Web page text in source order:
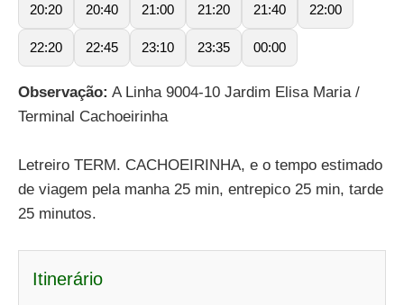
20:20 20:40 21:00 21:20 21:40 22:00
22:20 22:45 23:10 23:35 00:00
Observação: A Linha 9004-10 Jardim Elisa Maria /
Terminal Cachoeirinha
Letreiro TERM. CACHOEIRINHA, e o tempo estimado
de viagem pela manha 25 min, entrepico 25 min, tarde
25 minutos.
Itinerário